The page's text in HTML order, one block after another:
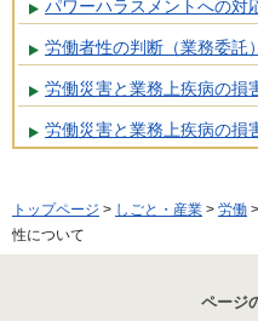
パワーハラスメントへの対
労働者性の判断（業務委託
労働災害と業務上疾病の損
労働災害と業務上疾病の損
トップページ > しごと・産業 > 労働 >
性について
ページ